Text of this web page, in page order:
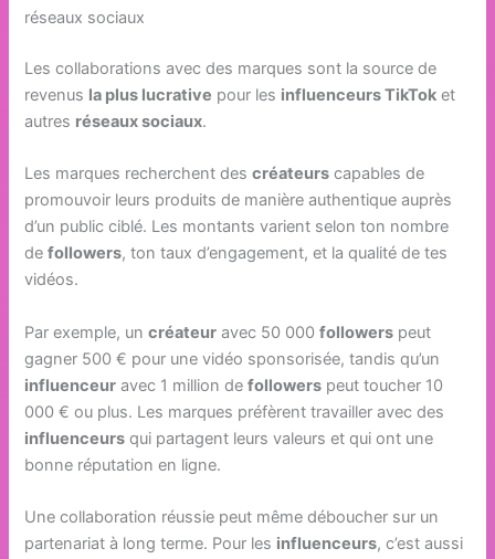
réseaux sociaux
Les collaborations avec des marques sont la source de
revenus la plus lucrative pour les influenceurs TikTok et
autres réseaux sociaux.
Les marques recherchent descréateurs capables de
promouvoir leurs produits de manière authentique auprès
d’un public ciblé. Les montants varient selon ton nombre
defollowers, ton taux d’engagement, et la qualité de tes
vidéos.
Par exemple, uncréateur avec 50 000followers peut
gagner 500 € pour une vidéo sponsorisée, tandis qu’un
influenceur avec 1 million defollowers peut toucher 10
000 € ou plus. Les marques préfèrent travailler avec des
influenceurs qui partagent leurs valeurs et qui ont une
bonne réputation en ligne.
Une collaboration réussie peut même déboucher sur un
partenariat à long terme. Pour les influenceurs, c’est aussi